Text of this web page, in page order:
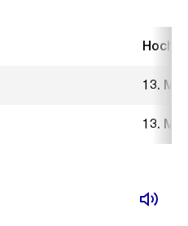
13.
13.